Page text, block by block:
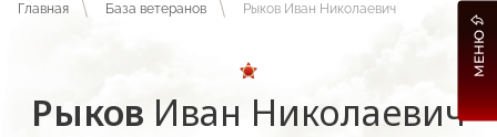
Главная База ветеранов Рыков Иван Николаевич
Рыков Иван Николаевич
МЕНЮ